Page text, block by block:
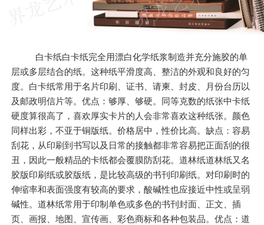
白卡纸白卡纸完全用漂白化学纸浆制造并充分施胶的单
层或多层结合的纸。这种纸平滑度高、整洁的外观和良好的匀
度。白卡纸常用于名片印刷、证书、请柬、封皮、月份台历以
及邮政明信片等。优点：够厚、够硬。同等克数的纸张中卡纸
硬度算很高了，喜欢厚实卡片的人会非常喜欢这种纸张。颜色
同样出彩，不亚于铜版纸。价格居中，性价比高。缺点：容易
刮花，从印刷到书写以及日常的接触都非常容易把正面刮的很
丑，因此一般精品的卡纸都会覆膜防刮花。道林纸道林纸又名
胶版印刷纸或胶版纸，是比较高级的书刊印刷纸。对印刷时的
伸缩率和表面强度有较高的要求，酸碱性也应接近中性或呈弱
碱性。道林纸常用于印制单色或多色的书刊封面、正文、插
页、画报、地图、宣传画、彩色商标和各种包装品。优点：道